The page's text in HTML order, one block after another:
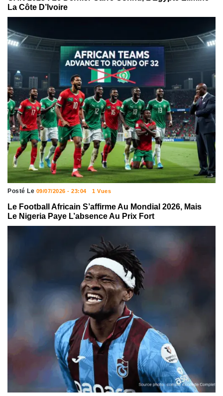
La Côte D’Ivoire
Posté Le 09/07/2026 - 23:04 1 Vues
Le Football Africain S’affirme Au Mondial 2026, Mais
Le Nigeria Paye L’absence Au Prix Fort